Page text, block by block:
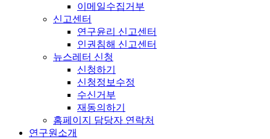
이메일수집거부
신고센터
연구윤리 신고센터
인권침해 신고센터
뉴스레터 신청
신청하기
신청정보수정
수신거부
재동의하기
홈페이지 담당자 연락처
연구원소개